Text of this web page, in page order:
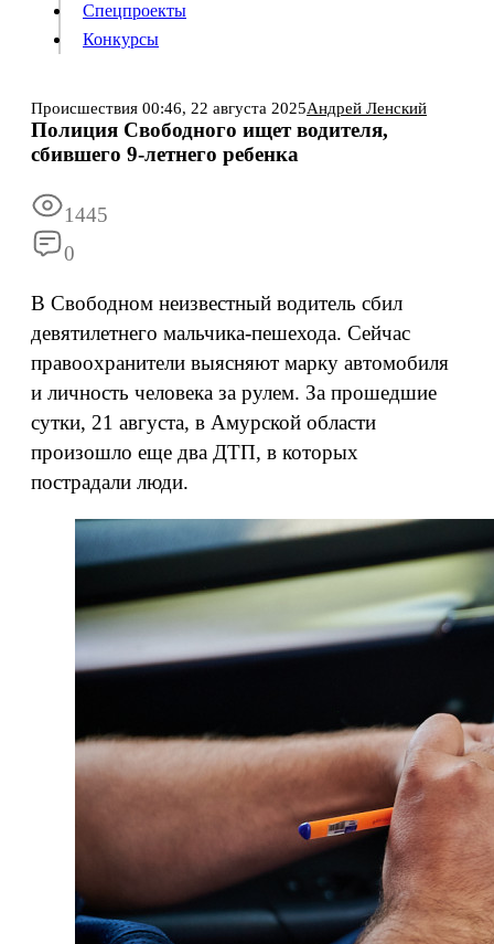
Реклама
Спецпроекты
Конкурсы
Происшествия 00:46, 22 августа 2025Андрей Ленский
Полиция Свободного ищет водителя,
сбившего 9-летнего ребенка
1445
0
В Свободном неизвестный водитель сбил
девятилетнего мальчика-пешехода. Сейчас
правоохранители выясняют марку автомобиля
и личность человека за рулем. За прошедшие
сутки, 21 августа, в Амурской области
произошло еще два ДТП, в которых
пострадали люди.